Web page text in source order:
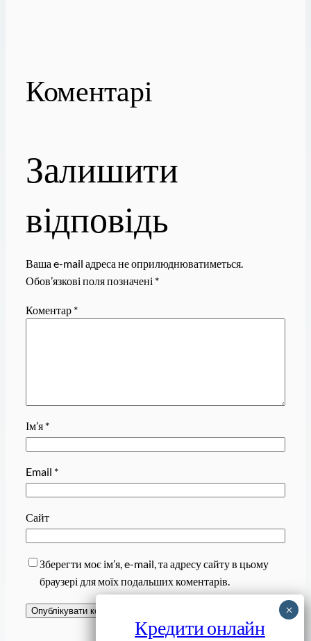
Коментарі
Залишити
відповідь
Ваша e-mail адреса не оприлюднюватиметься.
Обов’язкові поля позначені *
Коментар *
Ім’я *
Email *
Сайт
Зберегти моє ім’я, e-mail, та адресу сайту в цьому
браузері для моїх подальших коментарів.
Кредити онлайн